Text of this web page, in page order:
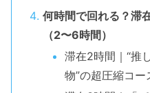
何時間で回れる？滞
（2〜6時間）
滞在2時間｜“推
物”の超圧縮コー